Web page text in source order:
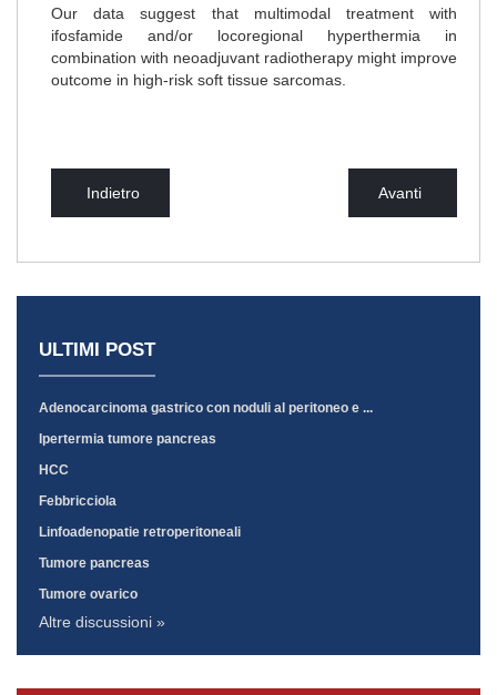
Our data suggest that multimodal treatment with
ifosfamide and/or locoregional hyperthermia in
combination with neoadjuvant radiotherapy might improve
outcome in high-risk soft tissue sarcomas.
Indietro Avanti
ULTIMI POST
Adenocarcinoma gastrico con noduli al peritoneo e ...
Ipertermia tumore pancreas
HCC
Febbricciola
Linfoadenopatie retroperitoneali
Tumore pancreas
Tumore ovarico
Altre discussioni »